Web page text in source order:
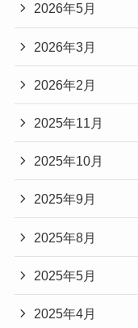
2026年5月
2026年3月
2026年2月
2025年11月
2025年10月
2025年9月
2025年8月
2025年5月
2025年4月